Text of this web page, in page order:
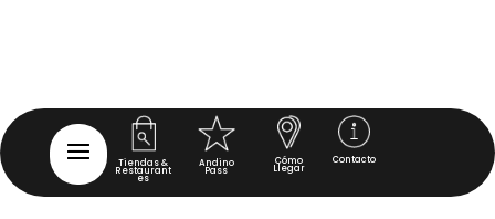
Tiendas &
Restaurant
es
Andino
Pass
Cómo
Llegar
Contacto